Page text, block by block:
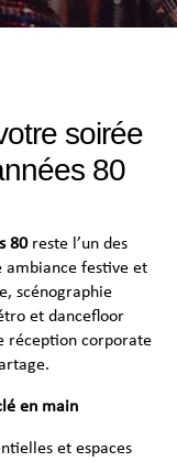
soirée
80
80reste l’un des
ambiance festive et
scénographie
et dancefloor
réception corporate
en main
et espaces